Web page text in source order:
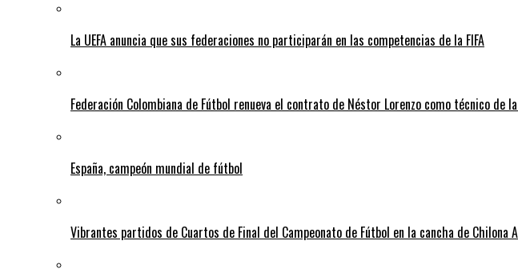
La UEFA anuncia que sus federaciones no participarán en las competencias de la FIFA
Federación Colombiana de Fútbol renueva el contrato de Néstor Lorenzo como técnico de
España, campeón mundial de fútbol
Vibrantes partidos de Cuartos de Final del Campeonato de Fútbol en la cancha de Chilona